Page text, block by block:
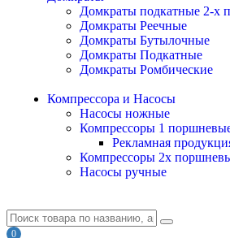
Домкраты подкатные 2-х
Домкраты Реечные
Домкраты Бутылочные
Домкраты Подкатные
Домкраты Ромбические
Компрессора и Насосы
Насосы ножные
Компрессоры 1
Рекламная
Компрессоры 2х
Насосы ручные
0